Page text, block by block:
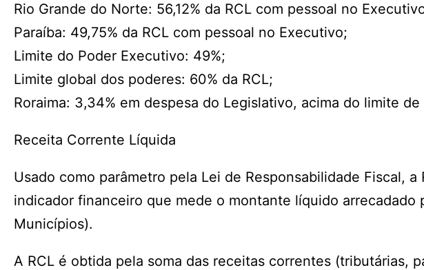
Rio Grande do Norte: 56,12% da RCL com pessoal no
Paraíba: 49,75% da RCL com pessoal no Executivo;
Limite do Poder Executivo: 49%;
Limite global dos poderes: 60% da RCL;
Roraima: 3,34% em despesa do Legislativo, acima do limite de
Receita Corrente Líquida
Usado como parâmetro pela Lei de Responsabilidade Fiscal,
indicador financeiro que mede o montante líquido arrecadado
Municípios).
A RCL é obtida pela soma das receitas correntes (tributárias,